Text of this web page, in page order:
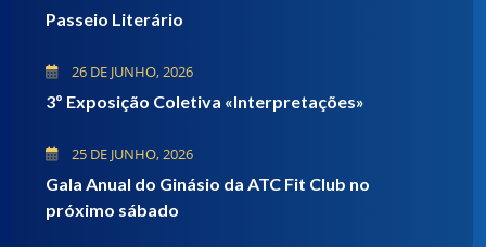
Passeio Literário
26 DE JUNHO, 2026
3º Exposição Coletiva «Interpretações»
25 DE JUNHO, 2026
Gala Anual do Ginásio da ATC Fit Club no
próximo sábado